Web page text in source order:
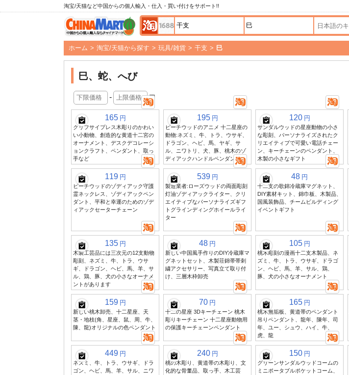
淘宝/天猫など中国からの個人輸入・仕入・買い付けをサポート!!
ホーム > 淘宝/天猫から探す > 玩具/雑貨 > 干支 > 巳
巳、蛇、へび
- 円
165 円
クリフサイプレス木彫りのかわい
い小動物、創造的な黄道十二宮の
オーナメント、デスクデコレーシ
ョンクラフト、ペンダント、取っ
手など
195 円
ピーチウッドのアニメ 十二星座の
動物:ネズミ、牛、トラ、ウサギ、
ドラゴン、ヘビ、馬、ヤギ、サ
ル、ニワトリ、犬、豚、桃木のゾ
ディアックハンドルペンダント
120 円
サンダルウッドの星座動物の小さ
な彫刻、パーソナライズされたク
リエイティブで可愛い電話チェー
ン、キーチェーンのペンダント、
木製の小さなギフト
119 円
ピーチウッドのゾディアック守護
霊ネックレス、ゾディアックペン
ダント、平和と幸運のためのゾデ
ィアックセーターチェーン
539 円
製造業者:ローズウッドの両面彫刻
灯油ゾディアックライター、クリ
エイティブなパーソナライズギフ
トグラインディングホイールライ
ター
48 円
十二支の歌錦冷蔵庫マグネット、
DIY素材キット、錦巾板、木製品、
国風装飾品、チームビルディング
イベントギフト
135 円
木製工芸品には三次元の12支動物
彫刻、ネズミ、牛、トラ、ウサ
ギ、ドラゴン、ヘビ、馬、羊、サ
ル、鶏、豚、犬の小さなオーナメ
ントがあります
48 円
新しい中国風手作りのDIY冷蔵庫マ
グネットセット、木製荘錦帯帯刺
繍アクセサリー、写真立て取り付
け、三層木枠卸売
105 円
桃木彫刻の漫画十二支木製品、ネ
ズミ、牛、トラ、ウサギ、ドラゴ
ン、ヘビ、馬、羊、サル、鶏、
豚、犬の小さなオーナメント
159 円
新しい桃木卸売、十二星座、天
茎・地枝(角、星座、鼠、周、牛、
陳、龍)オリジナルの色ペンダント
70 円
十二の星座 3Dキーチェーン 桃木
彫りキーチェーン 十二星座動物用
の保護キーチェーンペンダント
165 円
桃木無垢板、黄道帯のペンダント
吊りペンダント、龍年、陳年、司
年、ユー、シュウ、ハイ、牛、
虎、龍
449 円
ネズミ、牛、トラ、ウサギ、ドラ
ゴン、ヘビ、馬、羊、サル、ニワ
240 円
桃の木彫り、黄道帯の木彫り、文
化的な骨董品、取っ手、木工芸
150 円
グリーンサンダルウッドコームの
ミニポータブルポケットコーム、